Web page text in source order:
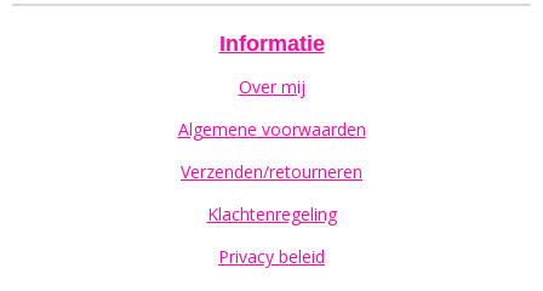
Informatie
Over mij
Algemene voorwaarden
Verzenden/retourneren
Klachtenregeling
Privacy beleid